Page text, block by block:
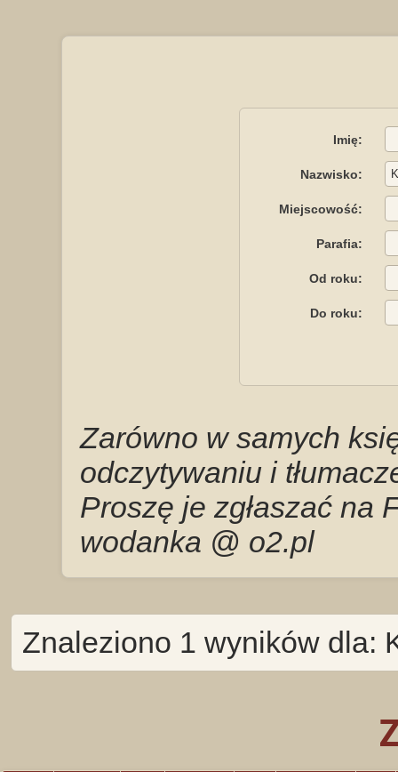
Imię:
Nazwisko:
Miejscowość:
Parafia:
Od roku:
Do roku:
Zarówno w samych
odczytywaniu i
Proszę je zgłaszać na
wodanka @ o2.pl
Znaleziono 1 wyników dla: